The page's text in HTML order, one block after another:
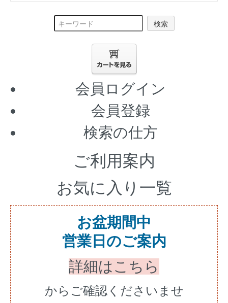
検索
会員ログイン
会員登録
検索の仕方
ご利用案内
お気に入り一覧
お盆期間中
営業日のご案内
詳細はこちら
からご確認くださいませ